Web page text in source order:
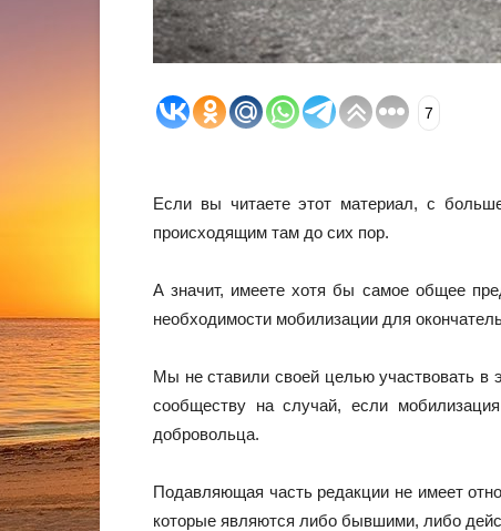
7
Если вы читаете этот материал, с
происходящим там до сих пор.
А значит, имеете хотя бы самое общее
необходимости мобилизации для
Мы не ставили своей целью участвовать в
сообществу на случай, если
добровольца.
Подавляющая часть редакции не имеет
которые являются либо бывшими, либо